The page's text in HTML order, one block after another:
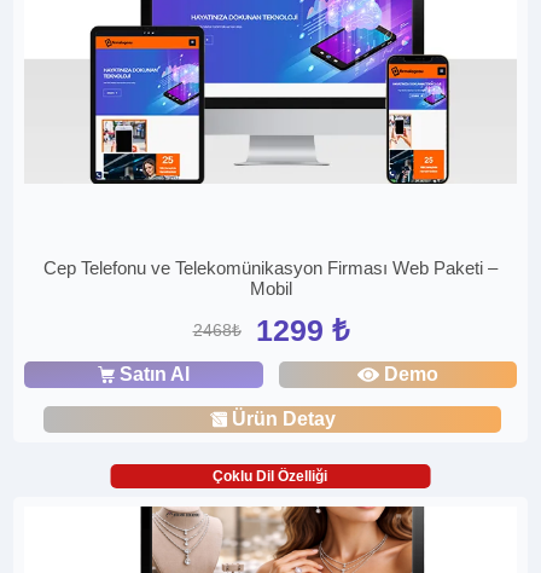
Cep Telefonu ve Telekomünikasyon Firması Web Paketi –
Mobil
2468₺ 1299 ₺
Satın Al Demo
Ürün Detay
Çoklu Dil Özelliği